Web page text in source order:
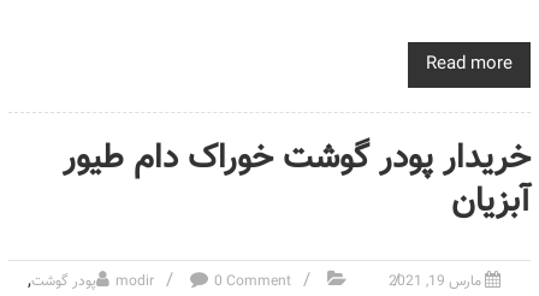
Read more
خریدار پودر گوشت خوراک دام طیور
آبزیان
مارس 19, 2021 modir 0 Comment پودر گوشت,